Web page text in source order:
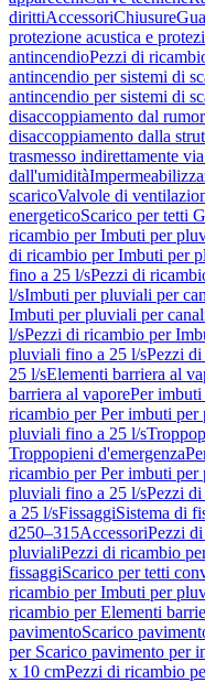
dirittiAccessoriChiusure
protezione acustica e
antincendioPezzi di
antincendio per sistemi di
antincendio per sistemi di
disaccoppiamento dal
disaccoppiamento dalla
trasmesso indirettamente
dall'umidità
scaricoValvole di
energeticoScarico per tetti
ricambio per Imbuti per
di ricambio per Imbuti per
fino a 25 l/sPezzi di
l/sImbuti per pluviali per
Imbuti per pluviali per
l/sPezzi di ricambio per
pluviali fino a 25 l/sPezzi
25 l/sElementi barriera al
barriera al vaporePer
ricambio per Per imbuti
pluviali fino a 25 l/s
Troppopieni d'emergenza
ricambio per Per imbuti
pluviali fino a 25 l/sPezzi
a 25 l/sFissaggiSistema di
d250–315AccessoriPezzi
pluvialiPezzi di ricambio
fissaggiScarico per tetti
ricambio per Imbuti per
ricambio per Elementi
pavimentoScarico
per Scarico pavimento per
x 10 cmPezzi di ricambio